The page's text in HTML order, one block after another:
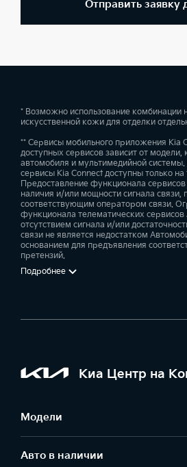
Отправить заявку
* Возможно использование комбинации
искусственной кожи для отделки
** Сервисы мобильного приложения Kia
доступных сервисов зависит от модели,
автомобиля и мультимедийной
сервисы Kia Connect доступны только
Предоставление функционала
наличия и/или мощности сигнала связи,
соответствующим оператором связи.
функционала телематических сервисов
отсутствием сигнала и/или
связи не является недостатком
основанием для предъявления
претензий.
Подробнее
Киа Центр на
Модели
Авто в наличии